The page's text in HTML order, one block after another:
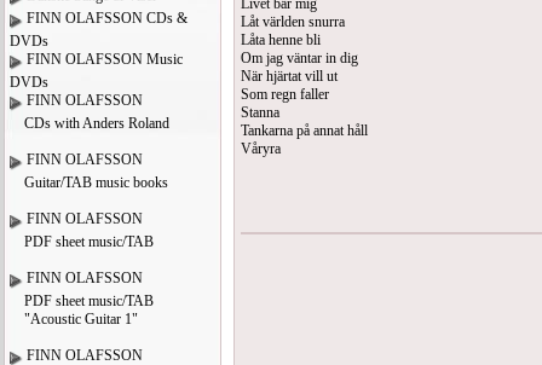
FINN OLAFSSON CDs &
DVDs
FINN OLAFSSON Music
DVDs
FINN OLAFSSON
CDs with Anders Roland
FINN OLAFSSON
Guitar/TAB music books
FINN OLAFSSON
PDF sheet music/TAB
FINN OLAFSSON
PDF sheet music/TAB
"Acoustic Guitar 1"
FINN OLAFSSON
Livet bär mig
Låt världen snurra
Låta henne bli
Om jag väntar in dig
När hjärtat vill ut
Som regn faller
Stanna
Tankarna på annat håll
Våryra